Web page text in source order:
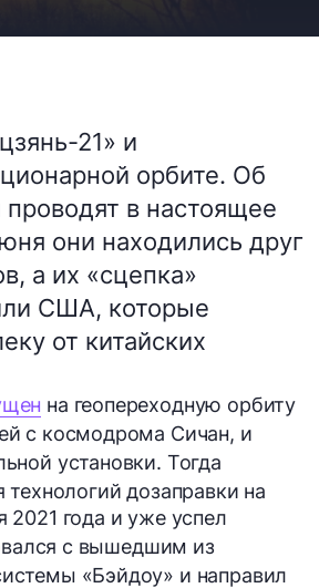
21» и
орбите. Об
в настоящее
они находились друг
а их «сцепка»
США, которые
от китайских
на геопереходную орбиту
с космодрома Сичан, и
установки. Тогда
технологий дозаправки на
года и уже успел
с вышедшим из
«Бэйдоу» и направил